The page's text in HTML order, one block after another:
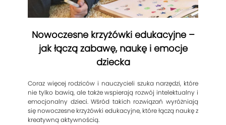
Nowoczesne krzyżówki edukacyjne –
jak łączą zabawę, naukę i emocje
dziecka
Coraz więcej rodziców i nauczycieli szuka narzędzi, które
nie tylko bawią, ale także wspierają rozwój intelektualny i
emocjonalny dzieci. Wśród takich rozwiązań wyróżniają
się nowoczesne krzyżówki edukacyjne, które łączą naukę z
kreatywną aktywnością.